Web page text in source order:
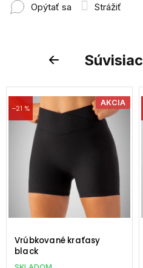
Opýtať sa Strážiť
Previous
AKCIA
–21 %
Vrúbkované kraťasy
black